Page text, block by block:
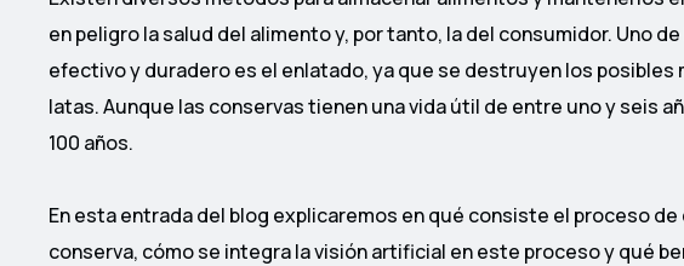
en peligro la salud del alimento y, por tanto, la del consumidor. Uno
efectivo y duradero es el enlatado, ya que se destruyen los
latas. Aunque las conservas tienen una vida útil de entre uno y seis
100 años.
En esta entrada del blog explicaremos en qué consiste el proceso
conserva, cómo se integra la visión artificial en este proceso y qué